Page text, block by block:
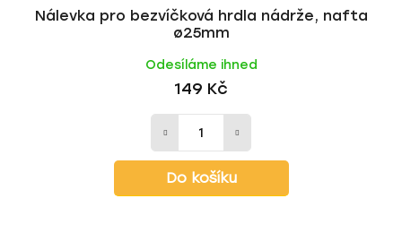
Nálevka pro bezvíčková hrdla nádrže, nafta
ø25mm
Odesíláme ihned
149 Kč
Do košíku